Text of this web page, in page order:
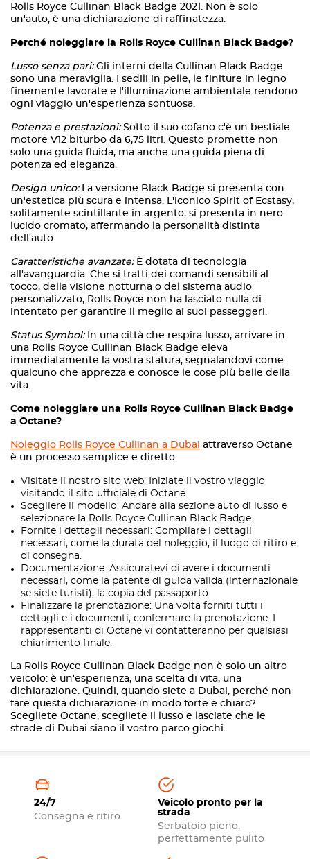
Rolls Royce Cullinan Black Badge 2021. Non è solo
un'auto, è una dichiarazione di raffinatezza.
Perché noleggiare la Rolls Royce Cullinan Black Badge?
Lusso senza pari:Gli interni della Cullinan Black Badge
sono una meraviglia. I sedili in pelle, le finiture in legno
finemente lavorate e l'illuminazione ambientale rendono
ogni viaggio un'esperienza sontuosa.
Potenza e prestazioni:Sotto il suo cofano c'è un bestiale
motore V12 biturbo da 6,75 litri. Questo promette non
solo una guida fluida, ma anche una guida piena di
potenza ed eleganza.
Design unico:La versione Black Badge si presenta con
un'estetica più scura e intensa. L'iconico Spirit of Ecstasy,
solitamente scintillante in argento, si presenta in nero
lucido cromato, affermando la personalità distinta
dell'auto.
Caratteristiche avanzate:È dotata di tecnologia
all'avanguardia. Che si tratti dei comandi sensibili al
tocco, della visione notturna o del sistema audio
personalizzato, Rolls Royce non ha lasciato nulla di
intentato per garantire il meglio ai suoi passeggeri.
Status Symbol:In una città che respira lusso, arrivare in
una Rolls Royce Cullinan Black Badge eleva
immediatamente la vostra statura, segnalandovi come
qualcuno che apprezza e conosce le cose più belle della
vita.
Come noleggiare una Rolls Royce Cullinan Black Badge
a Octane?
Noleggio Rolls Royce Cullinan a Dubai attraverso Octane
è un processo semplice e diretto:
Visitate il nostro sito web: Iniziate il vostro viaggio
visitando il sito ufficiale di Octane.
Scegliere il modello: Andare alla sezione auto di lusso e
selezionare la Rolls Royce Cullinan Black Badge.
Fornite i dettagli necessari: Compilare i dettagli
necessari, come la durata del noleggio, il luogo di ritiro e
di consegna.
Documentazione: Assicuratevi di avere i documenti
necessari, come la patente di guida valida (internazionale
se siete turisti), la copia del passaporto.
Finalizzare la prenotazione: Una volta forniti tutti i
dettagli e i documenti, confermare la prenotazione. I
rappresentanti di Octane vi contatteranno per qualsiasi
chiarimento finale.
La Rolls Royce Cullinan Black Badge non è solo un altro
veicolo: è un'esperienza, una scelta di vita, una
dichiarazione. Quindi, quando siete a Dubai, perché non
fare questa dichiarazione in modo forte e chiaro?
Scegliete Octane, scegliete il lusso e lasciate che le
strade di Dubai siano il vostro parco giochi.
24/7
Consegna e ritiro
Veicolo pronto per la
strada
Serbatoio pieno,
perfettamente pulito